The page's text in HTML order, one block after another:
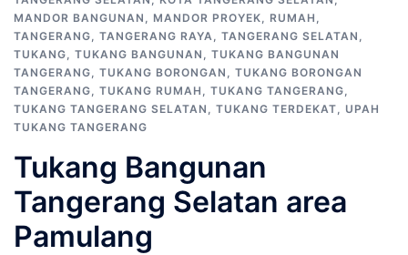
MANDOR BANGUNAN , MANDOR PROYEK, RUMAH ,
TANGERANG, TANGERANG RAYA, TANGERANG SELATAN ,
TUKANG, TUKANG BANGUNAN , TUKANG BANGUNAN
TANGERANG, TUKANG BORONGAN , TUKANG BORONGAN
TANGERANG, TUKANG RUMAH , TUKANG TANGERANG,
TUKANG TANGERANG SELATAN , TUKANG TERDEKAT, UPAH
TUKANG TANGERANG
Tukang Bangunan
Tangerang Selatan area
Pamulang